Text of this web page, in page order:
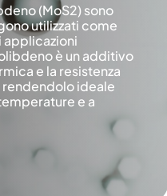
(MoS2) sono
utilizzati come
applicazioni
è un additivo
e la resistenza
rendendolo ideale
e a